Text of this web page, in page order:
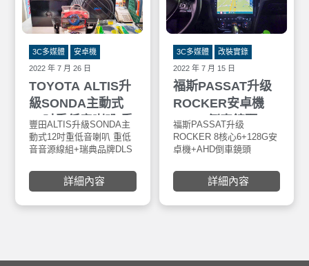
TOYOTA ALTIS升
級SONDA主動式
12吋重低音喇叭 重
低音音源線組+瑞典
品牌DLS MB6.2 前
分音喇叭 & 後
M226同軸分音喇叭
+ROCKER 8核心
車鏡頭＋Orange胎
2022 年 7 月 26 日
3C多媒體 安卓機
豐田ALTIS升級SONDA主
動式12吋重低音喇叭 重低
音音源線組+瑞典品牌DLS
M226同軸分音喇叭
+ROCKER 8核心6/128GB
詳細內容
福斯PASSAT升级
ROCKER安卓機
+AHD倒車鏡頭
+GARMIN行車記
錄器46D
2022 年 7 月 15 日
3C多媒體 改裝實錄
福斯PASSAT升级
ROCKER 8核心6+128G安
卓機+AHD倒車鏡頭
行車記錄器，安裝門市：
車寶貝大里店。
詳細內容